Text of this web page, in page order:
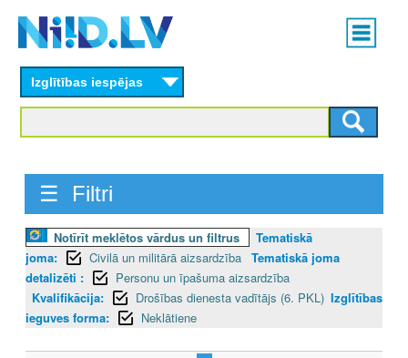
content
Main
menu
Izglītības iespējas
☰ Filtri
Notīrīt meklētos vārdus un filtrus
Tematiskā
joma:
Civilā un militārā aizsardzība Tematiskā joma
detalizēti :
Personu un īpašuma aizsardzība
Kvalifikācija:
Drošības dienesta vadītājs (6. PKL) Izglītības
ieguves forma:
Neklātiene